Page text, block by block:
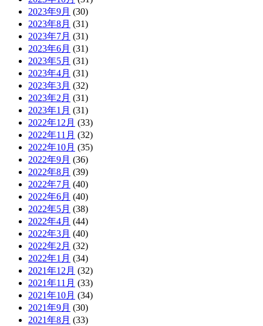
2023年9月 (30)
2023年8月 (31)
2023年7月 (31)
2023年6月 (31)
2023年5月 (31)
2023年4月 (31)
2023年3月 (32)
2023年2月 (31)
2023年1月 (31)
2022年12月 (33)
2022年11月 (32)
2022年10月 (35)
2022年9月 (36)
2022年8月 (39)
2022年7月 (40)
2022年6月 (40)
2022年5月 (38)
2022年4月 (44)
2022年3月 (40)
2022年2月 (32)
2022年1月 (34)
2021年12月 (32)
2021年11月 (33)
2021年10月 (34)
2021年9月 (30)
2021年8月 (33)